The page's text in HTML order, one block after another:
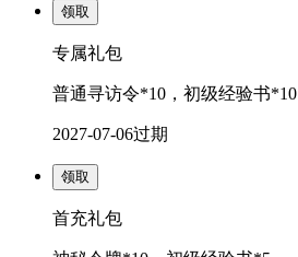
领取
专属礼包
普通寻访令*10，初级经验书*10
2027-07-06过期
领取
首充礼包